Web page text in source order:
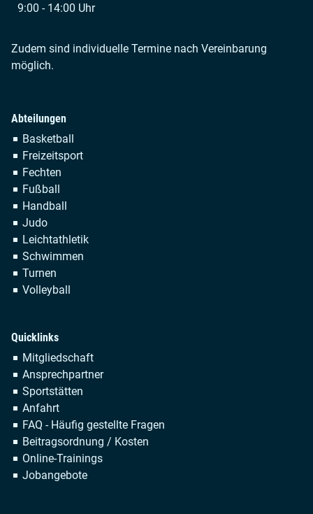
9:00 - 14:00 Uhr
Zudem sind individuelle Termine nach Vereinbarung
möglich.
Abteilungen
Navigation
überspringen
Basketball
Freizeitsport
Fechten
Fußball
Handball
Judo
Leichtathletik
Schwimmen
Turnen
Volleyball
Quicklinks
Navigation
überspringen
Mitgliedschaft
Ansprechpartner
Sportstätten
Anfahrt
FAQ - Häufig gestellte Fragen
Beitragsordnung / Kosten
Online-Trainings
Jobangebote